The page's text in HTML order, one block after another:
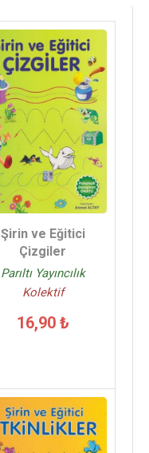
Şirin ve Eğitici
Çizgiler
Parıltı Yayıncılık
Kolektif
16,90 ₺